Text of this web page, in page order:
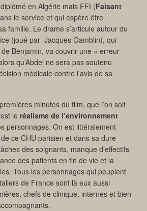
en Algérie mais FFI (Faisant
le service et qui espère être
famille. Le drame s’articule autour du
(joué par Jacques Gamblin), qui
Benjamin, va couvrir une « erreur
qu’Abdel ne sera pas soutenu
médicale contre l’avis de sa
minutes du film, que l’on soit
le réalisme de l’environnement
personnages. On est littéralement
ce CHU parisien et dans sa dure
des soignants, manque d’effectifs
des patients en fin de vie et la
Tous les personnages qui peuplent
de France sont là eux aussi
chefs de clinique, internes et bien